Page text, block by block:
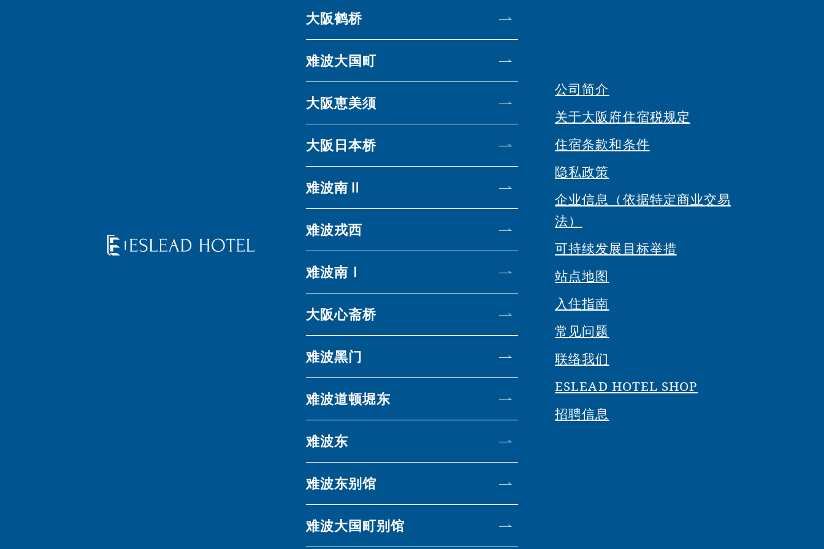
大阪鹤桥
难波大国町
大阪恵美须
大阪日本桥
难波南Ⅱ
难波戎西
难波南Ⅰ
大阪心斋桥
难波黑门
难波道顿堀东
难波东
难波东别馆
难波大国町别馆
公司简介
关于大阪府住宿税规定
住宿条款和条件
隐私政策
企业信息（依据特定商业交易
法）
可持续发展目标举措
站点地图
入住指南
常见问题
联络我们
ESLEAD HOTEL SHOP
招聘信息